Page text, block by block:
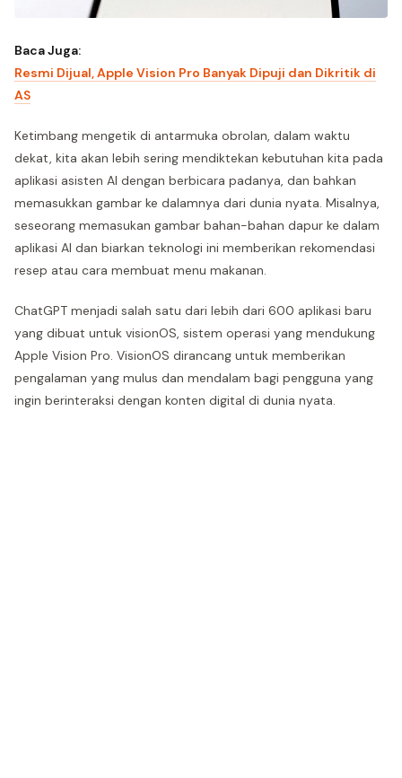
Baca Juga:
Resmi Dijual, Apple Vision Pro Banyak Dipuji dan Dikritik di
AS
Ketimbang mengetik di antarmuka obrolan, dalam waktu
dekat, kita akan lebih sering mendiktekan kebutuhan kita pada
aplikasi asisten AI dengan berbicara padanya, dan bahkan
memasukkan gambar ke dalamnya dari dunia nyata. Misalnya,
seseorang memasukan gambar bahan-bahan dapur ke dalam
aplikasi AI dan biarkan teknologi ini memberikan rekomendasi
resep atau cara membuat menu makanan.
ChatGPT menjadi salah satu dari lebih dari 600 aplikasi baru
yang dibuat untuk visionOS, sistem operasi yang mendukung
Apple Vision Pro. VisionOS dirancang untuk memberikan
pengalaman yang mulus dan mendalam bagi pengguna yang
ingin berinteraksi dengan konten digital di dunia nyata.